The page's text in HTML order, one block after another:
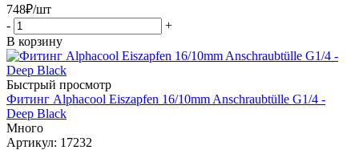
748₽/шт
-
+
В корзину
Быстрый просмотр
Фитинг Alphacool Eiszapfen 16/10mm Anschraubtülle G1/4 -
Deep Black
Много
Артикул: 17232